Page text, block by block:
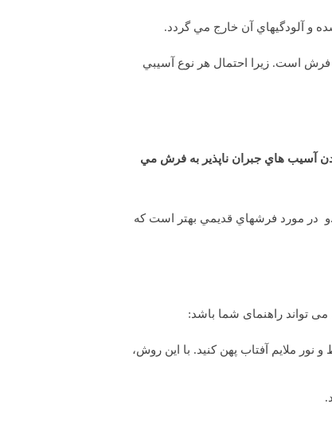
و آلودگيهاي آن خارج مي گردد.
فرش است. زيرا احتمال هر نوع آسيبي
آسيب هاي جبران ناپذير به فرش مي
در مورد فرشهاي قديمي بهتر است كه
می تواند راهنمای شما باشد:
ملایم آفتاب پهن کنید. با این روش،